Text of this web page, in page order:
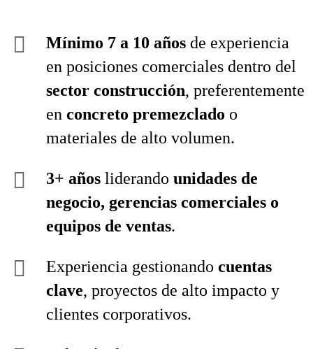
Mínimo 7 a 10 años de experiencia
en posiciones comerciales dentro del
sector construcción, preferentemente
en concreto premezclado o
materiales de alto volumen.
3+ años liderando unidades de
negocio, gerencias comerciales o
equipos de ventas.
Experiencia gestionando cuentas
clave, proyectos de alto impacto y
clientes corporativos.